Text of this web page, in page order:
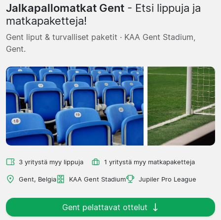
Liigat
Matkatoimistoja
Jalkapallomatkat Gent - Etsi lippuja ja
matkapaketteja!
Gent liput & turvalliset paketit · KAA Gent Stadium,
Gent.
3 yritystä myy lippuja 1 yritystä myy matkapaketteja
Gent, Belgia KAA Gent Stadium Jupiler Pro League
Gent pelattavat ottelut